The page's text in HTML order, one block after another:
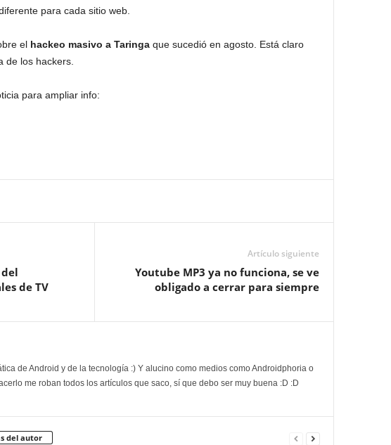
para cada sitio web.
el hackeo masivo a Taringaque sucedió en agosto. Está claro
de los hackers.
para ampliar info:
de TV
Artículo siguiente
Youtube MP3 ya no funciona, se ve
obligado a cerrar para siempre
de Android y de la tecnología :) Y alucino como medios como Androidphoria o
me roban todos los artículos que saco, sí que debo ser muy buena :D :D
del autor